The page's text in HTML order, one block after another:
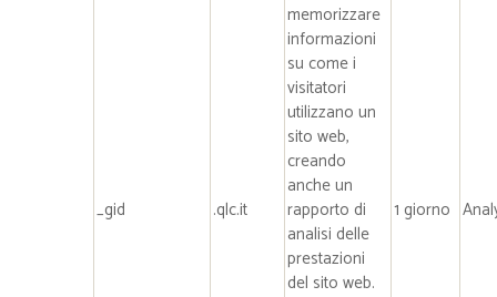
_gid .qlc.it
memorizzare
informazioni
su come i
visitatori
utilizzano un
sito web,
creando
anche un
rapporto di
analisi delle
prestazioni
del sito web.
1 giorno